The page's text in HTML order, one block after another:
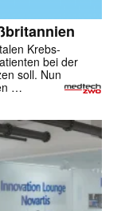
Krebs-
bei der
soll. Nun
…